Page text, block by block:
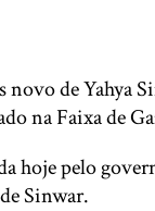
de Yahya
na Faixa de
pelo
Sinwar.